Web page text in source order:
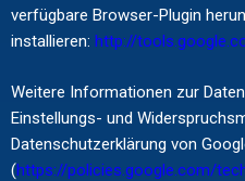
verfügbare Browser-Plugin
installieren: http://
Weitere Informationen zur
Einstellungs- und
Datenschutzerklärung von
(https://policies.google.com/